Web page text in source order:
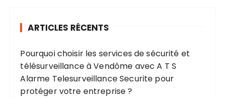
ARTICLES RÉCENTS
Pourquoi choisir les services de sécurité et
télésurveillance à Vendôme avec A T S
Alarme Telesurveillance Securite pour
protéger votre entreprise ?